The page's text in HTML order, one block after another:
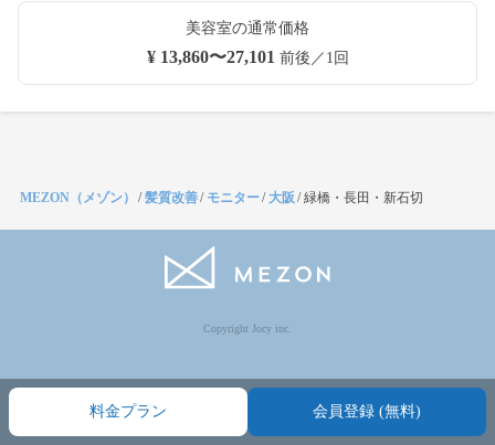
美容室の通常価格
¥ 13,860〜27,101 前後／1回
料金プラン 会員登録 (無料)
MEZON（メゾン） /髪質改善/ モニター/大阪 /緑橋・長田・新石切
Copyright Jocy inc.